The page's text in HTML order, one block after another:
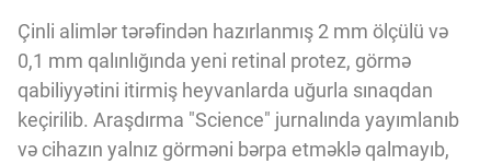
ÇƏRƏZLƏR SİYASƏTİ
İSTIFADƏ ŞƏRTLƏRİ
Çinli alimlər tərəfindən hazırlanmış 2 mm ölçülü və
0,1 mm qalınlığında yeni retinal protez, görmə
qabiliyyətini itirmiş heyvanlarda uğurla sınaqdan
keçirilib. Araşdırma "Science" jurnalında yayımlanıb
və cihazın yalnız görməni bərpa etməklə qalmayıb,